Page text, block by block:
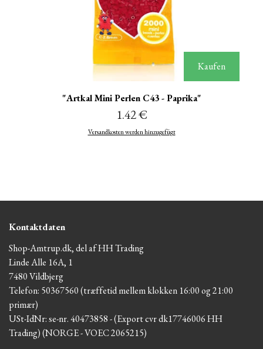
Kaufen
"Artkal Mini Perlen C43 - Paprika"
1.42 €
Versandkosten werden hinzugefügt
Kontaktdaten
Shop-Amtrup.dk, del af HH Trading
Linde Alle 16A, 1
7480 Vildbjerg
Telefon: 50367560 (træffetid mellem klokken 16:00 og 21:00
primær)
USt-IdNr: se-nr. 40473858 - (Export cvr dk17746006 HH
Trading) (NORGE - VOEC 2065215)